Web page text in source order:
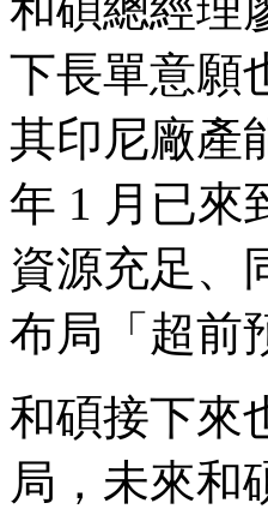
下長單意願
其印尼廠產
年 1 月已來
資源充足、
布局「超前
和碩接下來
局，未來和